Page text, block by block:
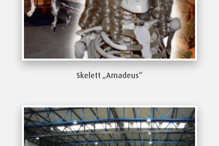
Skelett „Amadeus“